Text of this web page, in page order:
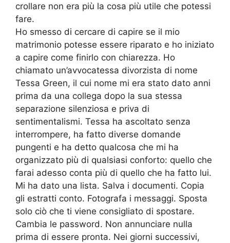
crollare non era più la cosa più utile che potessi
fare.
Ho smesso di cercare di capire se il mio
matrimonio potesse essere riparato e ho iniziato
a capire come finirlo con chiarezza. Ho
chiamato un’avvocatessa divorzista di nome
Tessa Green, il cui nome mi era stato dato anni
prima da una collega dopo la sua stessa
separazione silenziosa e priva di
sentimentalismi. Tessa ha ascoltato senza
interrompere, ha fatto diverse domande
pungenti e ha detto qualcosa che mi ha
organizzato più di qualsiasi conforto: quello che
farai adesso conta più di quello che ha fatto lui.
Mi ha dato una lista. Salva i documenti. Copia
gli estratti conto. Fotografa i messaggi. Sposta
solo ciò che ti viene consigliato di spostare.
Cambia le password. Non annunciare nulla
prima di essere pronta. Nei giorni successivi,